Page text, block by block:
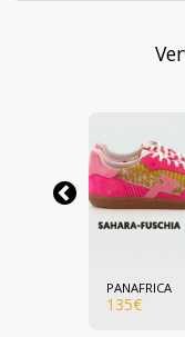
PANAFRICA
135€